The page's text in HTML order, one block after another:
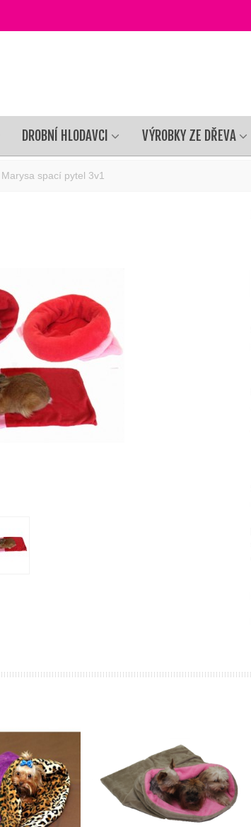
DROBNÍ HLODAVCI VÝROBKY ZE DŘEVA
Marysa spací pytel 3v1